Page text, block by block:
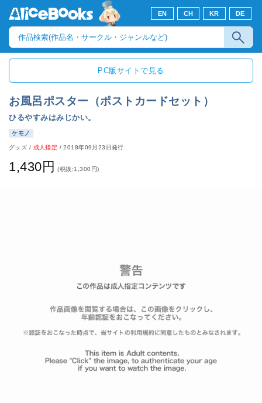
EN CH KR DE
PC版サイトで見る
お風呂ポスター（ポストカードセット）
ひるやすみはみじかい。
ケモノ
グッズ / 成人指定 /2018年09月23日発行
1,430円 (税抜:1,300円)